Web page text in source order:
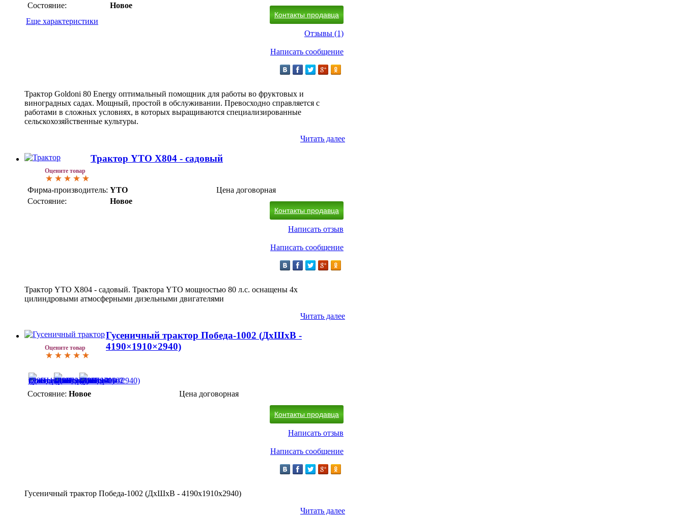
Состояние:
Новое
Еще характеристики
Контакты продавца
Отзывы (1)
Написать сообщение
Трактор Goldoni 80 Energy оптимальный помощник для работы во фруктовых и
виноградных садах. Мощный, простой в обслуживании. Превосходно справляется с
работами в сложных условиях, в которых выращиваются специализированные
сельскохозяйственные культуры.
Читать далее
Оцените товар
Трактор YTO X804 - садовый
Фирма-производитель: YTO
Состояние:
Новое
Цена договорная
Контакты продавца
Написать отзыв
Написать сообщение
Трактор YTO X804 - садовый. Трактора YTO мощностью 80 л.с. оснащены 4х
цилиндровыми атмосферными дизельными двигателями
Читать далее
Оцените товар
Гусеничный трактор Победа-1002 (ДхШхВ -
4190×1910×2940)
Состояние: Новое Цена договорная
Контакты продавца
Написать отзыв
Написать сообщение
Гусеничный трактор Победа-1002 (ДхШхВ - 4190х1910х2940)
Читать далее